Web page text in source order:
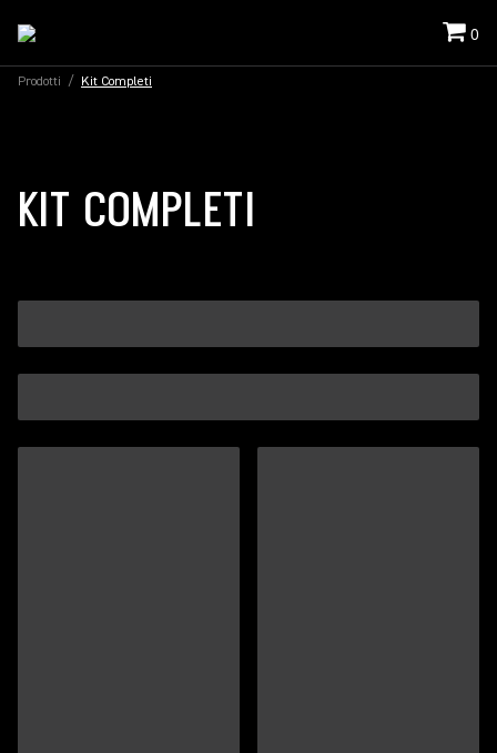
0
Prodotti / Kit Completi
KIT COMPLETI